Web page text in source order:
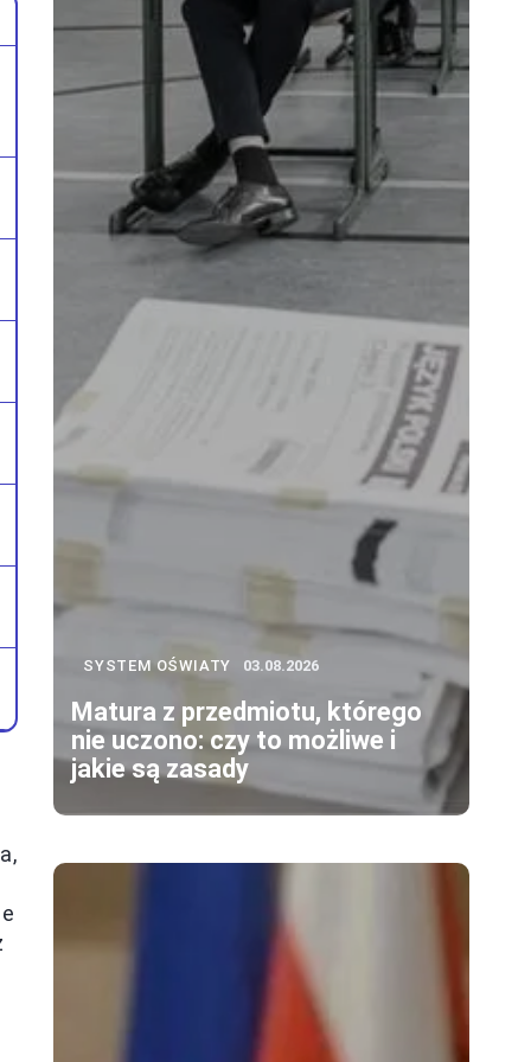
SYSTEM OŚWIATY 03.08.2026
Matura z przedmiotu, którego
nie uczono: czy to możliwe i
jakie są zasady